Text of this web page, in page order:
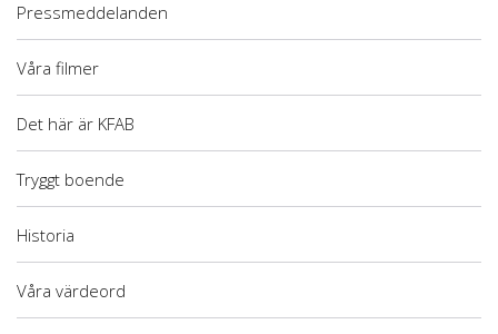
Pressmeddelanden
Våra filmer
Det här är KFAB
Tryggt boende
Historia
Våra värdeord